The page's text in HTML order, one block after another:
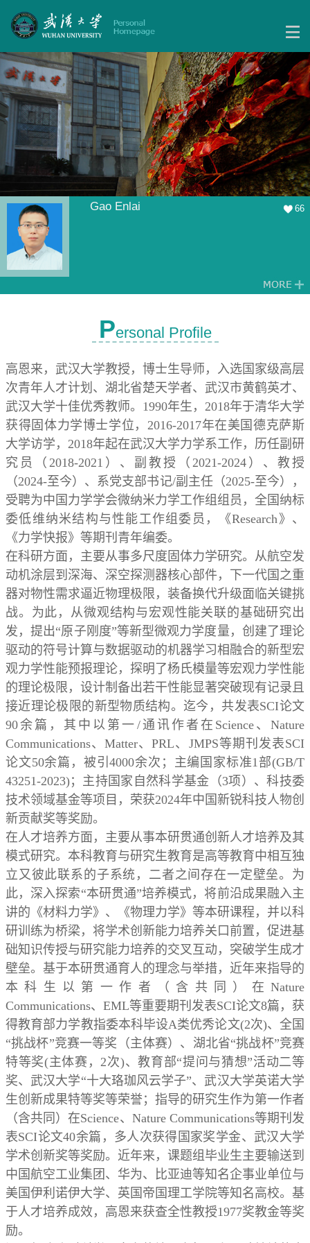
Gao Enlai 66
Personal Profile
高恩来，武汉大学教授，博士生导师，入选国家级高层
次青年人才计划、湖北省楚天学者、武汉市黄鹤英才、
武汉大学十佳优秀教师。 1990年生， 2018年于清华大学
获得固体力学博士学位， 2016-2017年在美国德克萨斯
大学访学， 2018年起在武汉大学力学系工作，历任副研
究员（ 2018-2021 ）、副教授（ 2021-2024 ）、教授
（2024-至今）、系党支部书记/副主任（2025-至今），
受聘为中国力学学会微纳米力学工作组组员，全国纳标
委低维纳米结构与性能工作组委员，《Research》、
《力学快报》等期刊青年编委。
在科研方面，主要从事多尺度固体力学研究。从航空发
动机涂层到深海、深空探测器核心部件，下一代国之重
器对物性需求逼近物理极限，装备换代升级面临关键挑
战。为此，从微观结构与宏观性能关联的基础研究出
发，提出“原子刚度”等新型微观力学度量，创建了理论
驱动的符号计算与数据驱动的机器学习相融合的新型宏
观力学性能预报理论，探明了杨氏模量等宏观力学性能
的理论极限，设计制备出若干性能显著突破现有记录且
接近理论极限的新型物质结构。迄今，共发表SCI论文
90余篇，其中以第一 /通讯作者在 Science、Nature
Communications、Matter、PRL、 JMPS等期刊发表SCI
论文50余篇，被引4000余次；主编国家标准1部(GB/T
43251-2023)；主持国家自然科学基金（3项）、科技委
技术领域基金等项目，荣获2024年中国新锐科技人物创
新贡献奖等奖励。
在人才培养方面，主要从事本研贯通创新人才培养及其
模式研究。本科教育与研究生教育是高等教育中相互独
立又彼此联系的子系统，二者之间存在一定壁垒。为
此，深入探索“本研贯通”培养模式，将前沿成果融入主
讲的《材料力学》、《物理力学》等本研课程，并以科
研训练为桥梁，将学术创新能力培养关口前置，促进基
础知识传授与研究能力培养的交叉互动，突破学生成才
壁垒。基于本研贯通育人的理念与举措，近年来指导的
本科生以第一作者（含共同）在 Nature
Communications、 EML等重要期刊发表SCI论文8篇，获
得教育部力学教指委本科毕设A类优秀论文(2次)、全国
“挑战杯”竞赛一等奖（主体赛）、湖北省“挑战杯”竞赛
特等奖(主体赛，2次)、教育部“提问与猜想”活动二等
奖、武汉大学“十大珞珈风云学子”、武汉大学英诺大学
生创新成果特等奖等荣誉；指导的研究生作为第一作者
（含共同）在Science、 Nature Communications等期刊发
表SCI论文40余篇，多人次获得国家奖学金、武汉大学
学术创新奖等奖励。近年来，课题组毕业生主要输送到
中国航空工业集团、华为、比亚迪等知名企事业单位与
美国伊利诺伊大学、英国帝国理工学院等知名高校。基
于人才培养成效，高恩来获查全性教授1977奖教金等奖
励。